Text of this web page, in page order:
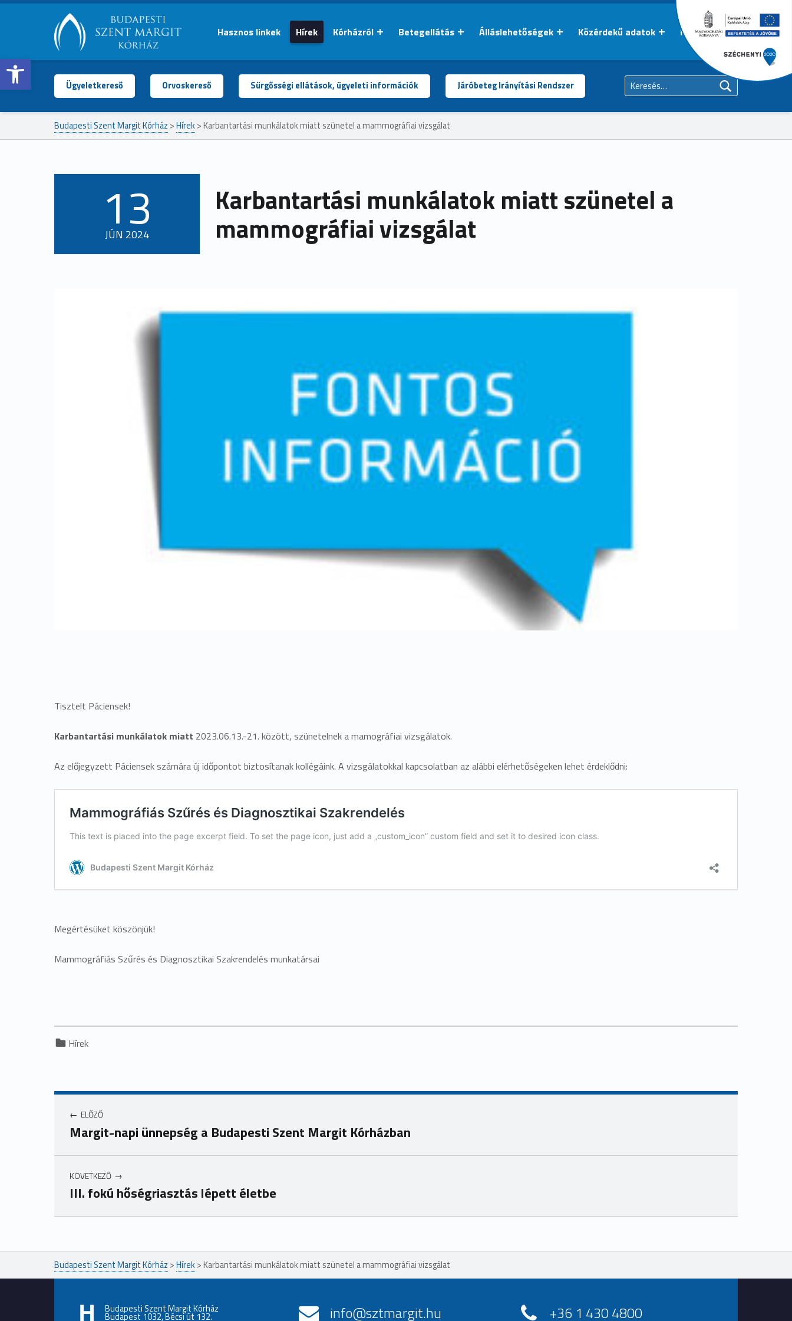
Open toolbar
BUDAPESTI
SZENT
MARGIT
KÓRHÁZ
Hasznos linkek Hírek Kórházról Betegellátás Álláslehetőségek Közérdekű adatok Kapcsolat
Ügyeletkereső Orvoskereső Sürgősségi ellátások, ügyeleti információk Járóbeteg Irányítási Rendszer
Budapesti Szent Margit Kórház >Hírek> Karbantartási munkálatok miatt szünetel a mammográfiai vizsgálat
Karbantartási munkálatok miatt szünetel a
mammográfiai vizsgálat
POSTED ON:
13
JÚN 2024
Tisztelt Páciensek!
Karbantartási munkálatok miatt 2023.06.13.-21. között, szünetelnek a mamográfiai vizsgálatok.
Az előjegyzett Páciensek számára új időpontot biztosítanak kollégáink. A vizsgálatokkal kapcsolatban az alábbi elérhetőségeken lehet érdeklődni:
Megértésüket köszönjük!
Mammográfiás Szűrés és Diagnosztikai Szakrendelés munkatársai
Categorized in:
Hírek
ELŐZŐ
Margit-napi ünnepség a Budapesti Szent Margit Kórházban
KÖVETKEZŐ
III. fokú hőségriasztás lépett életbe
Ugrás a főmenühöz
Budapesti Szent Margit Kórház >Hírek> Karbantartási munkálatok miatt szünetel a mammográfiai vizsgálat
Budapesti Szent Margit Kórház
Budapest 1032, Bécsi út 132. info@sztmargit.hu +36 1 430 4800